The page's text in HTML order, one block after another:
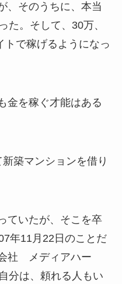
、そのうちに、本当
た。そして、30万、
トで稼げるようになっ
金を稼ぐ才能はある
築マンションを借り
ていたが、そこを卒
年11月22日のことだ
社 メディアハー
分は、頼れる人もい